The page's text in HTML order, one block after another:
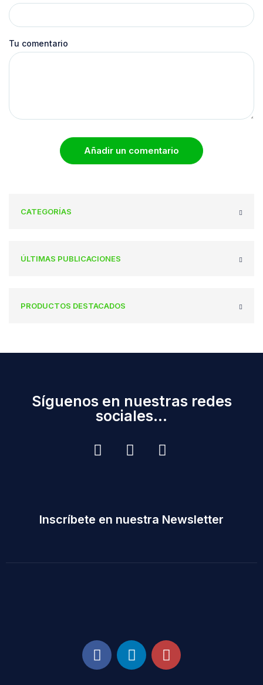
Tu comentario
Añadir un comentario
CATEGORÍAS
ÚLTIMAS PUBLICACIONES
PRODUCTOS DESTACADOS
Síguenos en nuestras redes
sociales...
Inscríbete en nuestra Newsletter